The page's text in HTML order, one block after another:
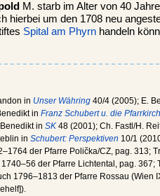
M. starb im Alter von 40
hierbei um den 1708 neu
Spital am Phyrn handeln
in Unser Währing 40/4 (2005); E.
in Franz Schubert u. die
in SK 48 (2001); Ch. Fastl/H.
in Schubert: Perspektiven 10/1
der Pfarre Polička/CZ, pag. 313;
der Pfarre Lichtental, pag.
1796–1813 der Pfarre Rossau (Wien